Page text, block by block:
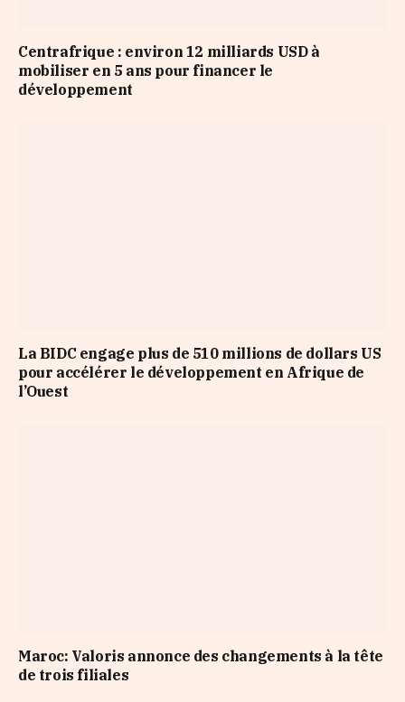
Centrafrique : environ 12 milliards USD à
mobiliser en 5 ans pour financer le
développement
La BIDC engage plus de 510 millions de dollars US
pour accélérer le développement en Afrique de
l’Ouest
Maroc: Valoris annonce des changements à la tête
de trois filiales